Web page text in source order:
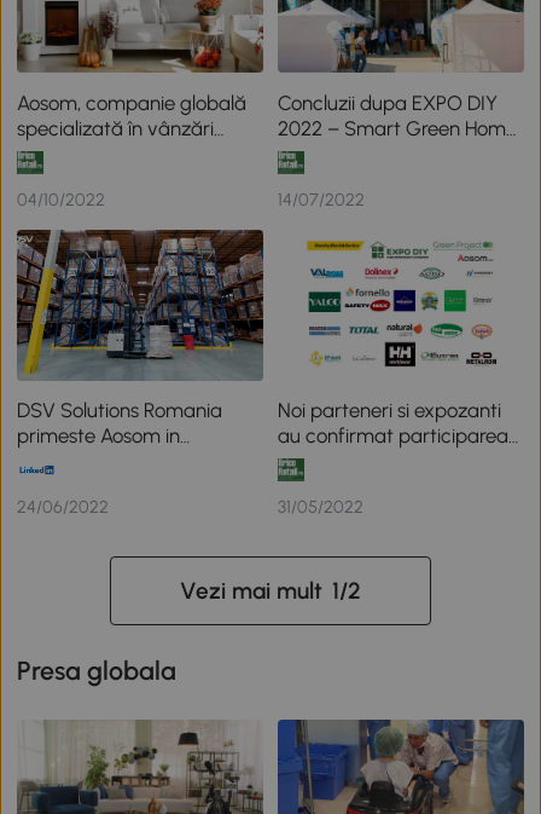
Aosom, companie globală
specializată în vânzări
online, își prezintă catalogul
cu peste 4.000 de articole
04/10/2022
Concluzii dupa EXPO DIY
2022 – Smart Green Home,
expozitia B2B organizata
de publicatia BricoRetail.ro
in perioada 29 – 30 iunie
14/07/2022
DSV Solutions Romania
primeste Aosom in
depozitul sau de langa
24/06/2022
Noi parteneri si expozanti
au confirmat participarea
la EXPO DIY 2022 – Smart
Green Home
31/05/2022
Vezi mai mult 1/2
Presa globala